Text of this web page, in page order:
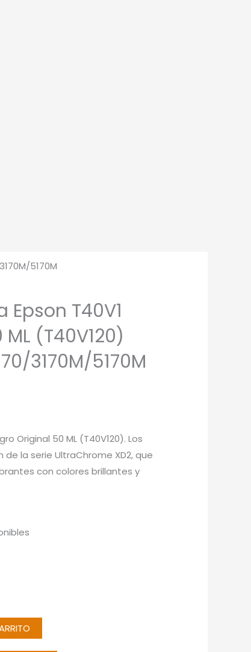
5170M
T40V1
(T40V120)
3170M/5170M
Original 50 ML (T40V120). Los
la serie UltraChrome XD2, que
con colores brillantes y